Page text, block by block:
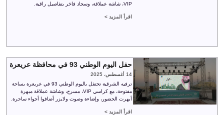
VIP، شاشة عملاقة، وسجاد فاخر بتفاصيل راقية.
اقرأ المزيد >
حفل اليوم الوطني 93 في محافظة عريعرة
14 أغسطس، 2025
ترفيه الشرقية تحتفل باليوم الوطني 93 في عريعرة بساحة
مفتوحة، مع كراسي VIP، مسرح، وشاشة عملاقة مبهرة
أبهرت الحضور، وإضاءة وصوت ولايزر أضافوا أجواء ساحرة.
اقرأ المزيد >